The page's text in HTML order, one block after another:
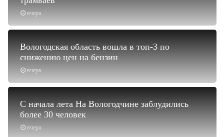
вчера
вчера
Вологодская область вошла в топ-3 по
снижению цен на бензин
вчера
С начала лета На Вологодчине заблудились
более 30 человек